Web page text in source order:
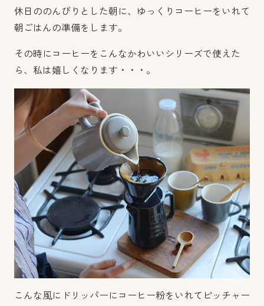
休日ののんびりとした朝に、ゆっくりコーヒーをいれて
朝ごはんの準備をします。
その時にコーヒーをこんなかわいいシリーズで使えた
ら、私は嬉しくなります・・・。
こんな風にドリッパーにコーヒー粉をいれてピッチャー